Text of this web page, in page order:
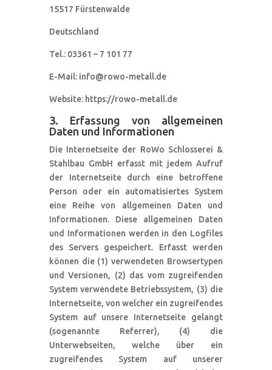
15517 Fürstenwalde
Deutschland
Tel.: 03361 – 7 101 77
E-Mail: info@rowo-metall.de
Website: https://rowo-metall.de
3. Erfassung von allgemeinen
Daten und Informationen
Die Internetseite der RoWo Schlosserei &
Stahlbau GmbH erfasst mit jedem Aufruf
der Internetseite durch eine betroffene
Person oder ein automatisiertes System
eine Reihe von allgemeinen Daten und
Informationen. Diese allgemeinen Daten
und Informationen werden in den Logfiles
des Servers gespeichert. Erfasst werden
können die (1) verwendeten Browsertypen
und Versionen, (2) das vom zugreifenden
System verwendete Betriebssystem, (3) die
Internetseite, von welcher ein zugreifendes
System auf unsere Internetseite gelangt
(sogenannte Referrer), (4) die
Unterwebseiten, welche über ein
zugreifendes System auf unserer